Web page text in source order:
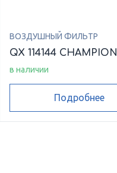
ВОЗДУШНЫЙ ФИЛЬТР
QX 114144 CHAMPION
в наличии
Подробнее